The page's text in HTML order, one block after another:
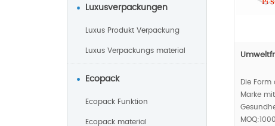
Die
Marke
Luxusverpackungen
Luxus Produkt Verpackung
Luxus Verpackungs material
Ecopack
Ecopack Funktion
Ecopack material